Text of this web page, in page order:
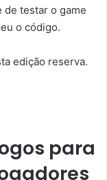
de testar o game
o código.
edição reserva.
para